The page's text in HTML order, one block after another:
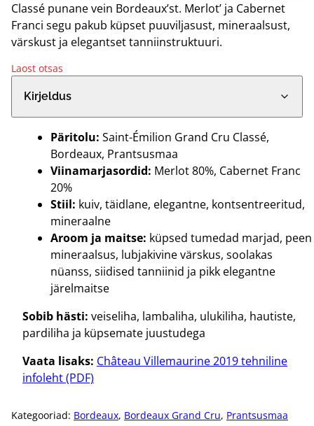
Classé punane vein Bordeaux’st. Merlot’ ja Cabernet
Franci segu pakub küpset puuviljasust, mineraalsust,
värskust ja elegantset tanniinstruktuuri.
Laost otsas
Kategooriad: Bordeaux, Bordeaux Grand Cru, Prantsusmaa
Kirjeldus
Päritolu: Saint-Émilion Grand Cru Classé,
Bordeaux, Prantsusmaa
Viinamarjasordid: Merlot 80%, Cabernet Franc
20%
Stiil: kuiv, täidlane, elegantne, kontsentreeritud,
mineraalne
Aroom ja maitse: küpsed tumedad marjad, peen
mineraalsus, lubjakivine värskus, soolakas
nüanss, siidised tanniinid ja pikk elegantne
järelmaitse
Sobib hästi: veiseliha, lambaliha, ulukiliha, hautiste,
pardiliha ja küpsemate juustudega
Vaata lisaks: Château Villemaurine 2019 tehniline
infoleht (PDF)